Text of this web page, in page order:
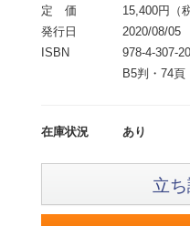
定 価
15,400円（
発行日
2020/08/05
ISBN
978-4-307-
B5判・74頁
在庫状況 あり
立